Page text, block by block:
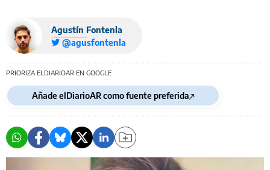
Agustín Fontenla
@agusfontenla
PRIORIZA ELDIARIOAR EN GOOGLE
Añade elDiarioAR como fuente preferida